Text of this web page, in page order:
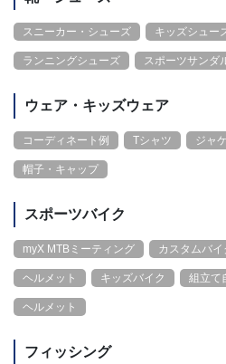
スニーカー・シューズ キッズシュー
ランニングシューズ スポーツサンダ
ウェア・キッズウェア
コーディネート例 Tシャツ ジャ
帽子・キャップ
スポーツバイク
myX MTBミーティング カスタムバイ
ヘルメット キッズバイク 組立て
ヘルメット
フィッシング